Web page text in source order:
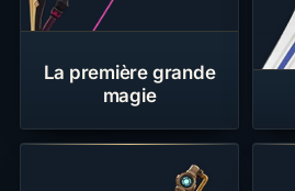
La première grande
magie